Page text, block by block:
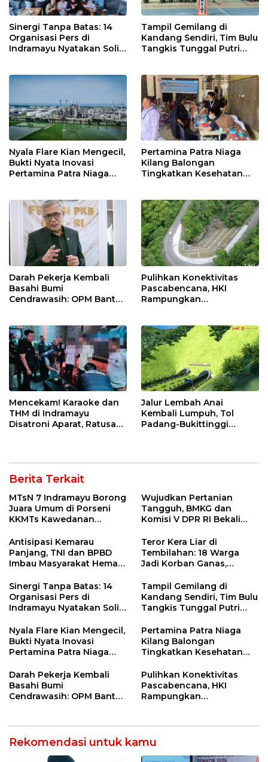
Sinergi Tanpa Batas: 14
Organisasi Pers di
Indramayu Nyatakan Solid
Tampil Gemilang di
Kandang Sendiri, Tim Bulu
Tangkis Tunggal Putri
Jatibarang 2026
Nyala Flare Kian Mengecil,
Bukti Nyata Inovasi
Pertamina Patra Niaga
Pertamina Patra Niaga
Kilang Balongan
Tingkatkan Kesehatan
Rutin dan Edukasi
Perawatan Gigi
Darah Pekerja Kembali
Basahi Bumi
Cendrawasih: OPM Bantai
Pulihkan Konektivitas
Pascabencana, HKI
Rampungkan
Mencekam! Karaoke dan
THM di Indramayu
Disatroni Aparat, Ratusan
Jalur Lembah Anai
Kembali Lumpuh, Tol
Padang-Bukittinggi
Berita Terkait
MTsN 7 Indramayu Borong
Juara Umum di Porseni
KKMTs Kawedanan
Wujudkan Pertanian
Tangguh, BMKG dan
Komisi V DPR RI Bekali
Sekolah Lapang Iklim
Antisipasi Kemarau
Panjang, TNI dan BPBD
Imbau Masyarakat Hemat
Kebakaran
Teror Kera Liar di
Tembilahan: 18 Warga
Jadi Korban Ganas,
12 Jahitan!
Sinergi Tanpa Batas: 14
Organisasi Pers di
Indramayu Nyatakan Solid
Tampil Gemilang di
Kandang Sendiri, Tim Bulu
Tangkis Tunggal Putri
Juara Porseni KKMTs
Jatibarang 2026
Nyala Flare Kian Mengecil,
Bukti Nyata Inovasi
Pertamina Patra Niaga
Net Zero Emission 2060
Pertamina Patra Niaga
Kilang Balongan
Tingkatkan Kesehatan
Pemeriksaan Kesehatan
Rutin dan Edukasi
Perawatan Gigi
Darah Pekerja Kembali
Basahi Bumi
Cendrawasih: OPM Bantai
Pulihkan Konektivitas
Pascabencana, HKI
Rampungkan
Rekomendasi untuk kamu